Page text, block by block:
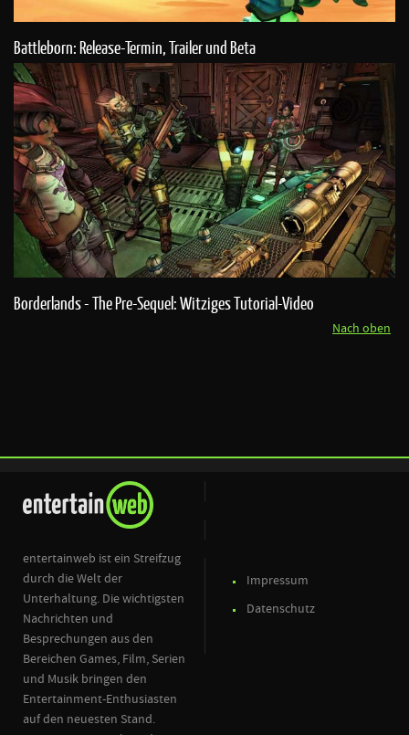
Battleborn: Release-Termin, Trailer und Beta
Borderlands - The Pre-Sequel: Witziges Tutorial-Video
Nach oben
entertainweb ist ein Streifzug
durch die Welt der
Unterhaltung. Die wichtigsten
Nachrichten und
Besprechungen aus den
Bereichen Games, Film, Serien
und Musik bringen den
Entertainment-Enthusiasten
auf den neuesten Stand.
Impressum
Datenschutz